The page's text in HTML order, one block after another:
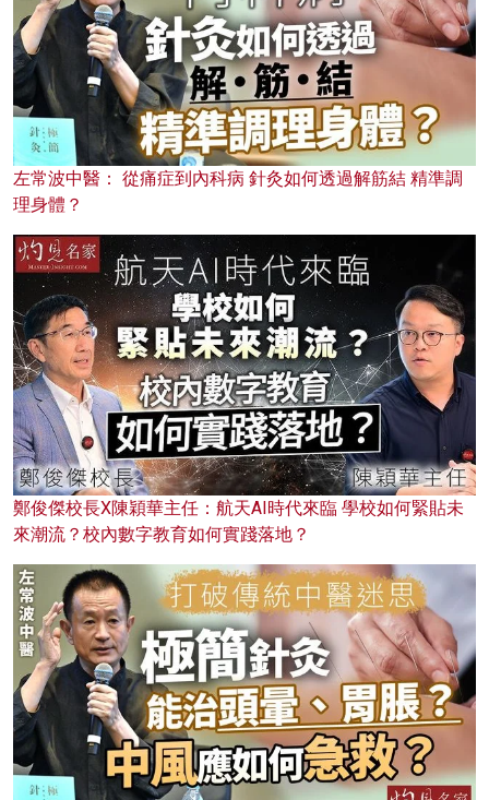
左常波中醫： 從痛症到內科病 針灸如何透過解筋結 精準調
理身體？
鄭俊傑校長X陳穎華主任：航天AI時代來臨 學校如何緊貼未
來潮流？校內數字教育如何實踐落地？